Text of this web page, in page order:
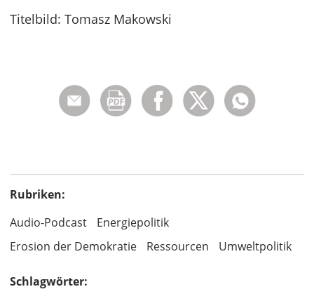
Titelbild: Tomasz Makowski
Rubriken:
Audio-Podcast
Energiepolitik
Erosion der Demokratie
Ressourcen Umweltpolitik
Schlagwörter: